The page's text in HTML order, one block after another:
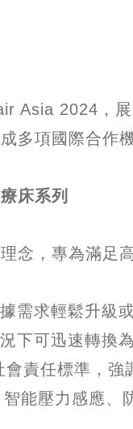
Asia 2024，
多項國際合作
床系列
念，專為滿足
據需求輕鬆升級
況下可迅速轉換
會責任標準，強
智能壓力感應、